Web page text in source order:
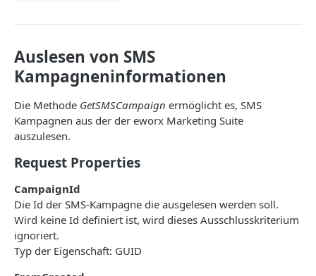
ExportSubscribersWithFormFields
GetEventsOfSubscriber
GetLastOpeningOfSubscriber
GetLastSentCampaignToSubscriber
GetLinkClicksOfSubscriber
GetOpeningsOfSubscriber
Auslesen von SMS
Kampagneninformationen
Die Methode GetSMSCampaign ermöglicht es, SMS
Kampagnen aus der der eworx Marketing Suite
auszulesen.
Request Properties
CampaignId
Die Id der SMS-Kampagne die ausgelesen werden soll.
Wird keine Id definiert ist, wird dieses Ausschlusskriterium
ignoriert.
Typ der Eigenschaft: GUID